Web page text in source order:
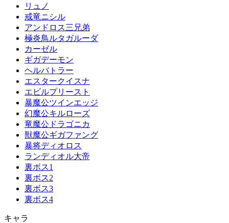
リュノ
戒竜ニシル
アンドロス三兄弟
極炎鳥ルタガルーダ
カーゼル
ギガデーモン
ヘルバトラー
エスタークイスナ
エビルプリースト
暴魔公ツインエッジ
幻魔公キルローズ
竜魔公ドラゴニカ
獣魔公ギガファング
暴将ディオロス
ランディオル大帝
裏ボス1
裏ボス2
裏ボス3
裏ボス4
キャラ